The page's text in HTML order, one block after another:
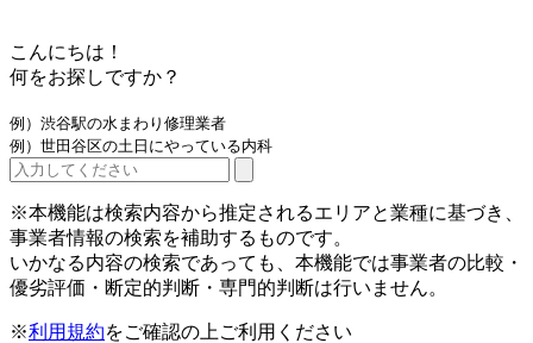
こんにちは！
何をお探しですか？
例）渋谷駅の水まわり修理業者
例）世田谷区の土日にやっている内科
※本機能は検索内容から推定されるエリアと業種に基づき、
事業者情報の検索を補助するものです。
いかなる内容の検索であっても、本機能では事業者の比較・
優劣評価・断定的判断・専門的判断は行いません。
※利用規約をご確認の上ご利用ください